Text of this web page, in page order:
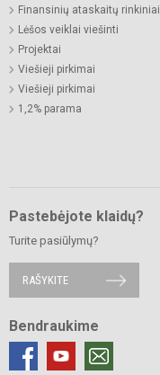
Finansinių ataskaitų rinkiniai
Lėšos veiklai viešinti
Projektai
Viešieji pirkimai
Viešieji pirkimai
1,2% parama
Pastebėjote klaidų?
Turite pasiūlymų?
RAŠYKITE
Bendraukime